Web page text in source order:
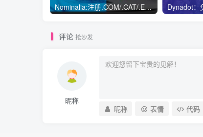
Nominalia:注册.COM/.CAT/.ES/.ONLINE,域名首年1欧
评论 抢沙发
昵称
昵称 表情 代码